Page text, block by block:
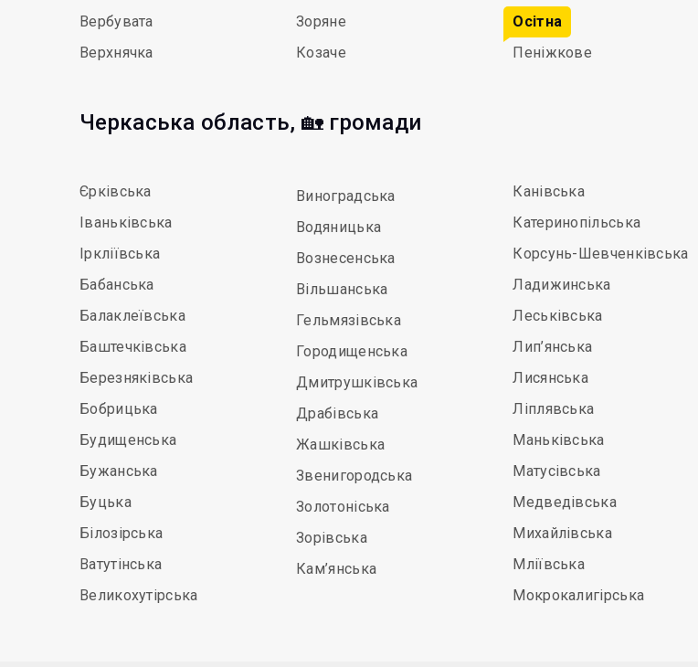
Вербувата
Верхнячка
Зоряне
Козаче
Осітна
Пеніжкове
Черкаська область, 🏡 громади
Єрківська
Іваньківська
Іркліївська
Бабанська
Балаклеївська
Баштечківська
Березняківська
Бобрицька
Будищенська
Бужанська
Буцька
Білозірська
Ватутінська
Великохутірська
Виноградська
Водяницька
Вознесенська
Вільшанська
Гельмязівська
Городищенська
Дмитрушківська
Драбівська
Жашківська
Звенигородська
Золотоніська
Зорівська
Кам’янська
Канівська
Катеринопільська
Корсунь-Шевченківська
Ладижинська
Леськівська
Лип’янська
Лисянська
Ліплявська
Маньківська
Матусівська
Медведівська
Михайлівська
Мліївська
Мокрокалигірська